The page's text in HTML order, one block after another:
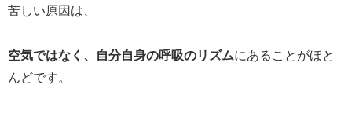
苦しい原因は、
空気ではなく、自分自身の呼吸のリズムにあることがほと
んどです。